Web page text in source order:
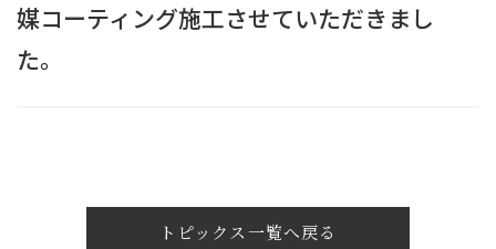
媒コーティング施工させていただきまし
た。
トピックス一覧へ戻る